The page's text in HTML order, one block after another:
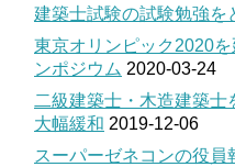
建築士試験の試験勉強を
東京オリンピック2020
ンポジウム 2020-03-24
二級建築士・木造建築
大幅緩和 2019-12-06
スーパーゼネコンの役